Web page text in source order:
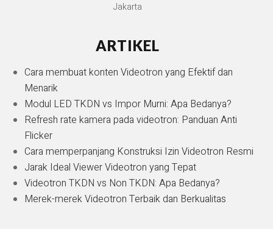
Jakarta
ARTIKEL
Cara membuat konten Videotron yang Efektif dan
Menarik
Modul LED TKDN vs Impor Murni: Apa Bedanya?
Refresh rate kamera pada videotron: Panduan Anti
Flicker
Cara memperpanjang Konstruksi Izin Videotron Resmi
Jarak Ideal Viewer Videotron yang Tepat
Videotron TKDN vs Non TKDN: Apa Bedanya?
Merek-merek Videotron Terbaik dan Berkualitas